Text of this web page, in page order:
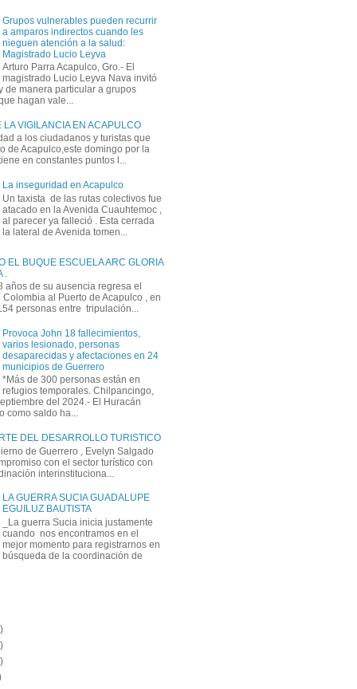
Grupos vulnerables pueden recurrir
a amparos indirectos cuando les
nieguen atención a la salud:
Magistrado Lucio Leyva
Arturo Parra Acapulco, Gro.- El
magistrado Lucio Leyva Nava invitó
de manera particular a grupos
hagan vale...
LA VIGILANCIA EN ACAPULCO
a los ciudadanos y turistas que
de Acapulco,este domingo por la
en constantes puntos l...
La inseguridad en Acapulco
Un taxista de las rutas colectivos fue
atacado en la Avenida Cuauhtemoc ,
al parecer ya falleció . Esta cerrada
la lateral de Avenida tomen...
EL BUQUE ESCUELA ARC GLORIA
.
años de su ausencia regresa el
Colombia al Puerto de Acapulco , en
personas entre tripulación...
Provoca John 18 fallecimientos,
varios lesionado, personas
desaparecidas y afectaciones en 24
municipios de Guerrero
*Más de 300 personas están en
refugios temporales. Chilpancingo,
del 2024.- El Huracán
como saldo ha...
DEL DESARROLLO TURISTICO
de Guerrero , Evelyn Salgado
con el sector turístico con
interinstituciona...
LA GUERRA SUCIA GUADALUPE
EGUILUZ BAUTISTA
_La guerra Sucia inicia justamente
cuando nos encontramos en el
mejor momento para registrarnos en
búsqueda de la coordinación de